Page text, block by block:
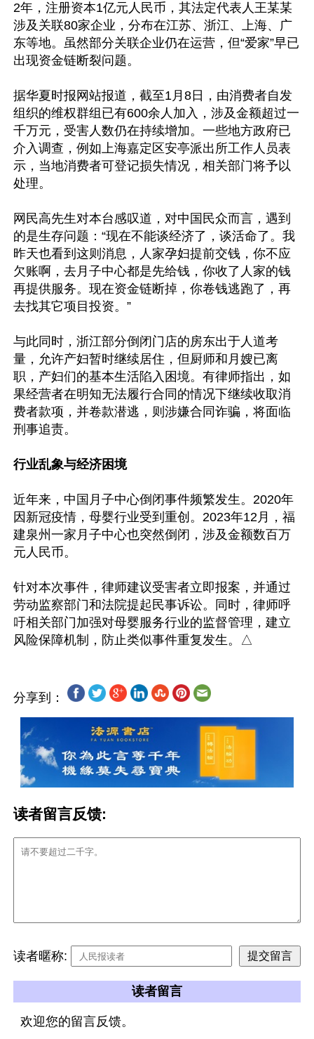
2年，注册资本1亿元人民币，其法定代表人王某某
涉及关联80家企业，分布在江苏、浙江、上海、广
东等地。虽然部分关联企业仍在运营，但“爱家”早已
出现资金链断裂问题。
据华夏时报网站报道，截至1月8日，由消费者自发
组织的维权群组已有600余人加入，涉及金额超过一
千万元，受害人数仍在持续增加。一些地方政府已
介入调查，例如上海嘉定区安亭派出所工作人员表
示，当地消费者可登记损失情况，相关部门将予以
处理。
网民高先生对本台感叹道，对中国民众而言，遇到
的是生存问题：“现在不能谈经济了，谈活命了。我
昨天也看到这则消息，人家孕妇提前交钱，你不应
欠账啊，去月子中心都是先给钱，你收了人家的钱
再提供服务。现在资金链断掉，你卷钱逃跑了，再
去找其它项目投资。”
与此同时，浙江部分倒闭门店的房东出于人道考
量，允许产妇暂时继续居住，但厨师和月嫂已离
职，产妇们的基本生活陷入困境。有律师指出，如
果经营者在明知无法履行合同的情况下继续收取消
费者款项，并卷款潜逃，则涉嫌合同诈骗，将面临
刑事追责。
行业乱象与经济困境
近年来，中国月子中心倒闭事件频繁发生。2020年
因新冠疫情，母婴行业受到重创。2023年12月，福
建泉州一家月子中心也突然倒闭，涉及金额数百万
元人民币。
针对本次事件，律师建议受害者立即报案，并通过
劳动监察部门和法院提起民事诉讼。同时，律师呼
吁相关部门加强对母婴服务行业的监督管理，建立
分享到：
读者留言反馈:
读者暱称:
读者留言
欢迎您的留言反馈。